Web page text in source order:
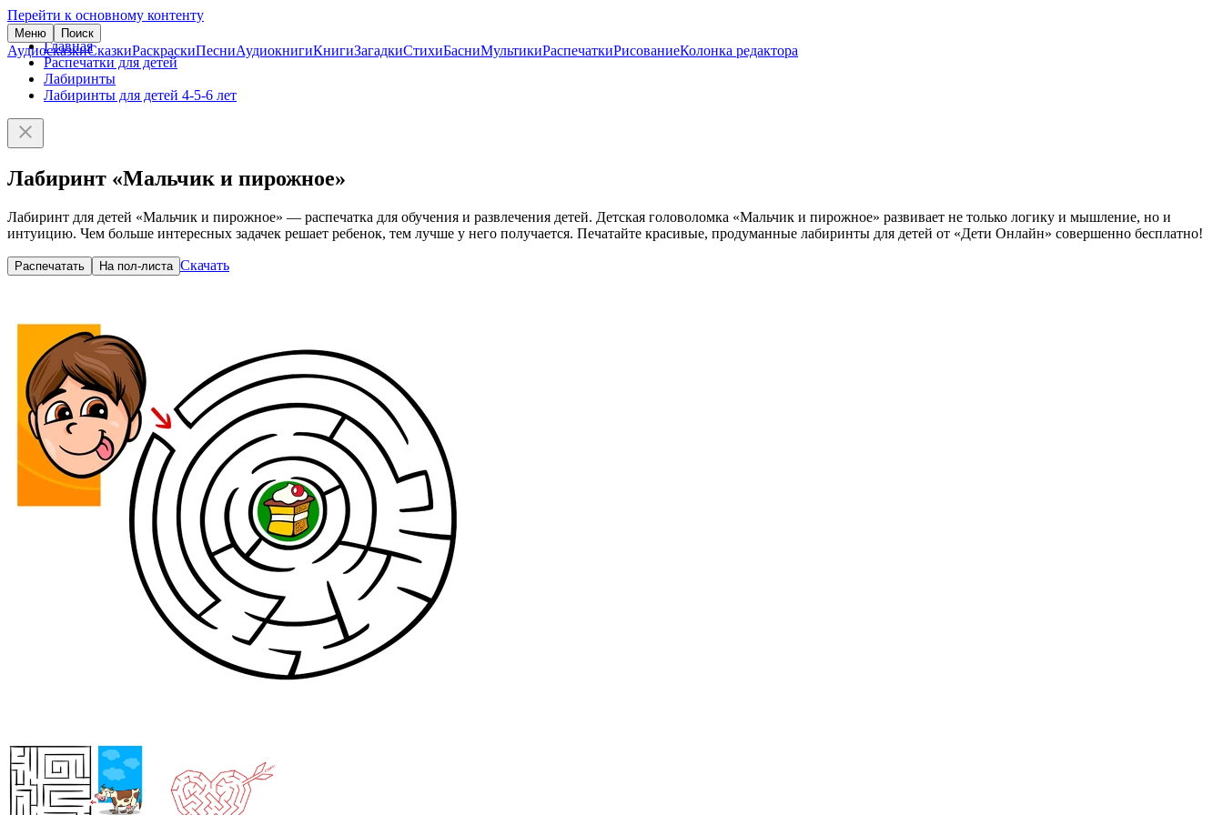
Перейти к основному контенту
Меню Поиск
АудиосказкиСказкиРаскраскиПесниАудиокнигиКнигиЗагадкиСтихиБасниМультикиРаспечаткиРисованиеКолонка редактора
Главная
Распечатки для детей
Лабиринты
Лабиринты для детей 4-5-6 лет
Лабиринт «Мальчик и пирожное»
Лабиринт для детей «Мальчик и пирожное» — распечатка для обучения и развлечения детей. Детская головоломка «Мальчик и пирожное» развивает не только логику и мышление, но и
интуицию. Чем больше интересных задачек решает ребенок, тем лучше у него получается. Печатайте красивые, продуманные лабиринты для детей от «Дети Онлайн» совершенно бесплатно!
Распечатать На пол-листа Скачать